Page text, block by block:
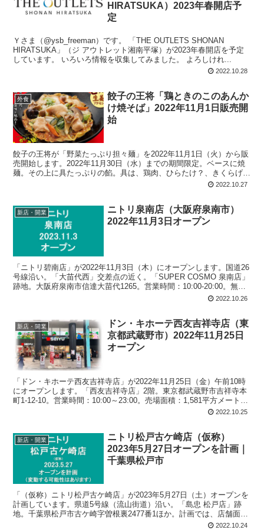
HIRATSUKA）2023年春開店予
定
Ｙさま（@ysb_freeman）です。 「THE OUTLETS SHONAN
HIRATSUKA」（ジ アウトレット湘南平塚）が2023年春開店を予定
しています。 いろいろ情報を収集してみました。 よろしけれ...
2022.10.28
外食
餃子の王将「鶏ときのこのあんか
け焼そば」2022年11月1日販売開
始
餃子の王将が「野菜たっぷり担々麺」を2022年11月1日（火）から販
売開始します。2022年11月30日（水）までの期間限定。ベースに焼
麺。その上に具たっぷりの餡。具は、鶏肉、ひらたけ？、きくらげ、
マッシュルーム？、しめじ、にんじん、青菜？、白菜？、玉ねぎ？、
2022.10.27
新店・開業
ニトリ泉南店（大阪府泉南市）
2022年11月3日オープン
「ニトリ碧南店」が2022年11月3日（木）にオープンします。国道26
号線沿い。「大苗代西」交差点の近く。「SUPER COSMO 泉南店」
跡地。大阪府泉南市信達大苗代1265。営業時間：10:00-20:00。無料
2022.10.26
新店・開業
ドン・キホーテ西友吉祥寺店（東
京都武蔵野市）2022年11月25日
オープン
「ドン・キホーテ西友吉祥寺店」が2022年11月25日（金）午前10時
にオープンします。「西友吉祥寺店」2階。東京都武蔵野市吉祥寺本
町1-12-10。営業時間：10:00～23:00。売場面積：1,581平方メート
2022.10.25
新店・開業
ニトリ松戸古ケ崎店（仮称）
2023年5月27日オープンを計画｜
千葉県松戸市
「（仮称）ニトリ松戸古ケ崎店」が2023年5月27日（土）オープンを
計画しています。県道5号線（流山街道）沿い。「島忠 松戸店」跡
地。千葉県松戸市古ケ崎字曽根裏2477番1ほか。計画では、店舗面
積：4,098平方メートル、駐車場：84台、駐輪場：21台、営業時間：
2022.10.24